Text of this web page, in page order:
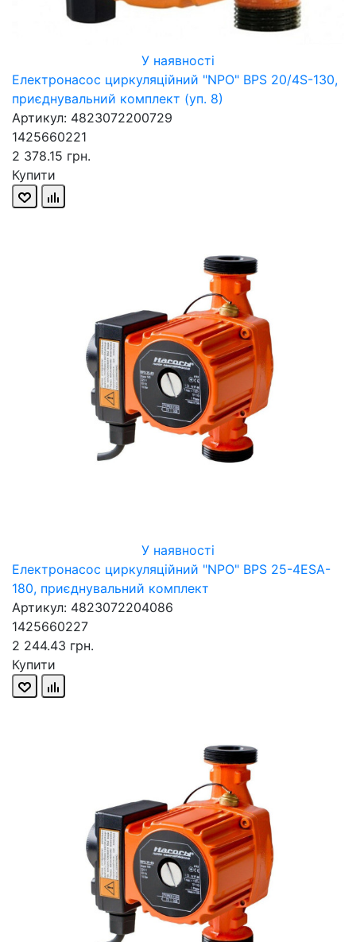
У наявності
Електронасос циркуляційний "NPO" BPS 20/4S-130,
приєднувальний комплект (уп. 8)
Артикул: 4823072200729
1425660221
2 378.15 грн.
Купити
У наявності
Електронасос циркуляційний "NPO" BPS 25-4ESA-
180, приєднувальний комплект
Артикул: 4823072204086
1425660227
2 244.43 грн.
Купити